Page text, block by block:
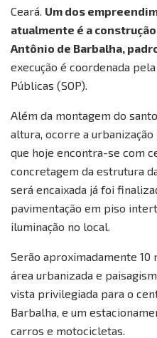
Ceará. Um dos
atualmente é a
Antônio de Barbalha,
execução é coordenada
Públicas (SOP).
Além da montagem do
altura, ocorre a
que hoje encontra-se com
concretagem da estrutura
será encaixada já foi
pavimentação em piso
iluminação no local.
Serão aproximadamente
área urbanizada e
vista privilegiada para o
Barbalha, e um
carros e motocicletas.